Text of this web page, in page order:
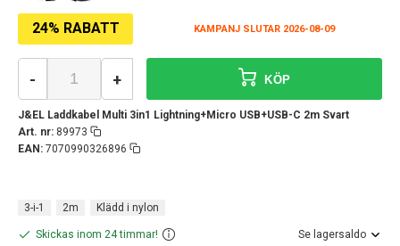
24% RABATT KAMPANJ SLUTAR 2026-08-09
J&EL Laddkabel Multi 3in1 Lightning+Micro USB+USB-C 2m Svart
Art. nr: 89973
EAN: 7070990326896
- + KÖP
3-i-1 2m Klädd i nylon
Skickas inom 24 timmar! Se lagersaldo